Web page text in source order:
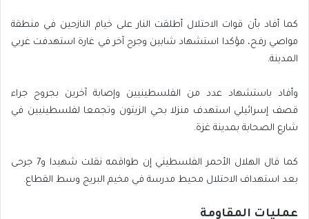
كما أفاد بأن قوات الاحتلال أطلقت النار على خيام النازحين في منطقة
مواصي رفح، مؤكدا استشهاد شابين وجرح آخر في غارة استهدفت غربي
المدينة.
وأفاد باستشهاد عدد من الفلسطينيين وإصابة آخرين بجروح جراء
قصف إسرائيلي استهدف منزلا بحي الزيتون وتجمعا لفلسطينيين في
شارع الصحابة بمدينة غزة.
كما قال الهلال الأحمر الفلسطيني إن طواقمه نقلت شهيدا و7 جرحى
بعد استهداف الاحتلال محيط مدرسة في مخيم البريج وسط القطاع.
عمليات المقاومة